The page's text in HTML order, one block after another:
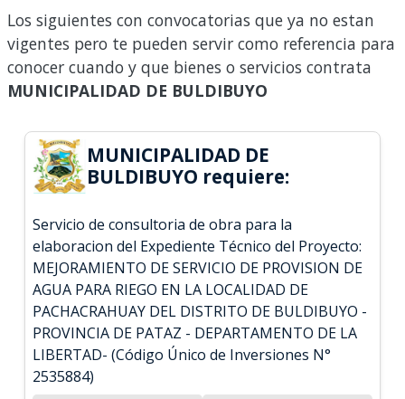
Los siguientes con convocatorias que ya no estan
vigentes pero te pueden servir como referencia para
conocer cuando y que bienes o servicios contrata
MUNICIPALIDAD DE BULDIBUYO
MUNICIPALIDAD DE
BULDIBUYO requiere:
Servicio de consultoria de obra para la
elaboracion del Expediente Técnico del Proyecto:
MEJORAMIENTO DE SERVICIO DE PROVISION DE
AGUA PARA RIEGO EN LA LOCALIDAD DE
PACHACRAHUAY DEL DISTRITO DE BULDIBUYO -
PROVINCIA DE PATAZ - DEPARTAMENTO DE LA
LIBERTAD- (Código Único de Inversiones N°
2535884)